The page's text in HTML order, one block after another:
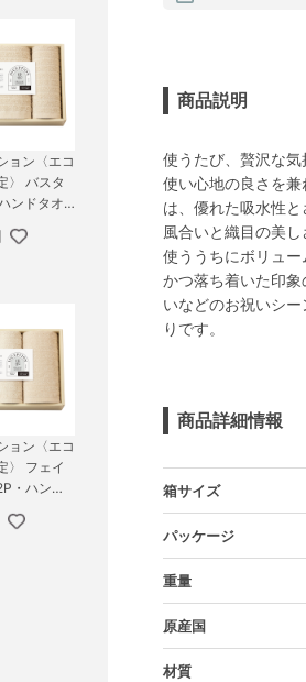
ョン〈エコ
〉 バスタ
ンドタオ
ョン〈エコ
〉 フェイ
・ハンド
商品説明
使うたび、贅沢な
使い心地の良さを
は、優れた吸水性と
風合いと織目の美
使ううちにボリュ
かつ落ち着いた印
いなどのお祝いシ
りです。
商品詳細情報
箱サイズ
パッケージ
重量
原産国
材質